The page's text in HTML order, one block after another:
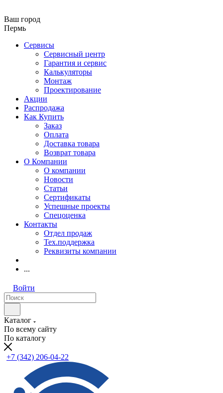
Ваш город
Пермь
Сервисы
Сервисный центр
Гарантия и сервис
Калькуляторы
Монтаж
Проектирование
Акции
Распродажа
Как Купить
Заказ
Оплата
Доставка товара
Возврат товара
О Компании
О компании
Новости
Статьи
Сертификаты
Успешные проекты
Спецоценка
Контакты
Отдел продаж
Тех.поддержка
Реквизиты компании
...
Войти
Каталог
По всему сайту
По каталогу
+7 (342) 206-04-22